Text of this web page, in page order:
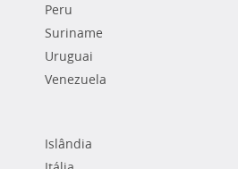
Peru
Suriname
Uruguai
Venezuela
Islândia